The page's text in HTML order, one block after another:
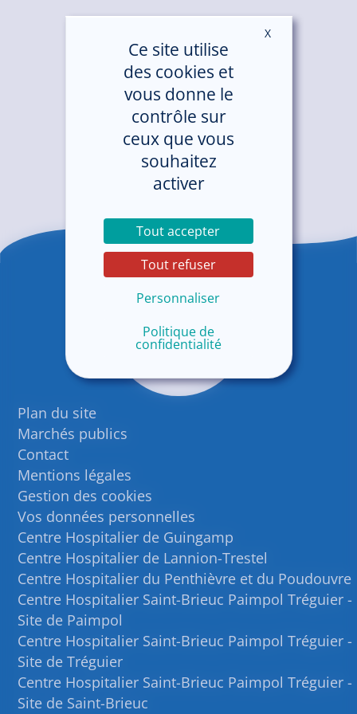
Plan du site
Marchés publics
Contact
Mentions légales
Gestion des cookies
Vos données personnelles
Centre Hospitalier de Guingamp
Centre Hospitalier de Lannion-Trestel
Centre Hospitalier du Penthièvre et du Poudouvre
Centre Hospitalier Saint-Brieuc Paimpol Tréguier -
Site de Paimpol
Centre Hospitalier Saint-Brieuc Paimpol Tréguier -
Site de Tréguier
Centre Hospitalier Saint-Brieuc Paimpol Tréguier -
Site de Saint-Brieuc
Ce site utilise
des cookies et
vous donne le
contrôle sur
ceux que vous
souhaitez
activer
Tout accepter
Tout refuser
Personnaliser
Politique de
confidentialité
XMasquer le